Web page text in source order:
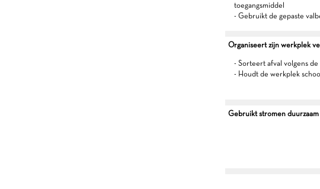
toegangsmiddel
- Gebruikt de gepaste
Organiseert zijn werkplek
- Sorteert afval volgens
- Houdt de werkplek
Gebruikt stromen